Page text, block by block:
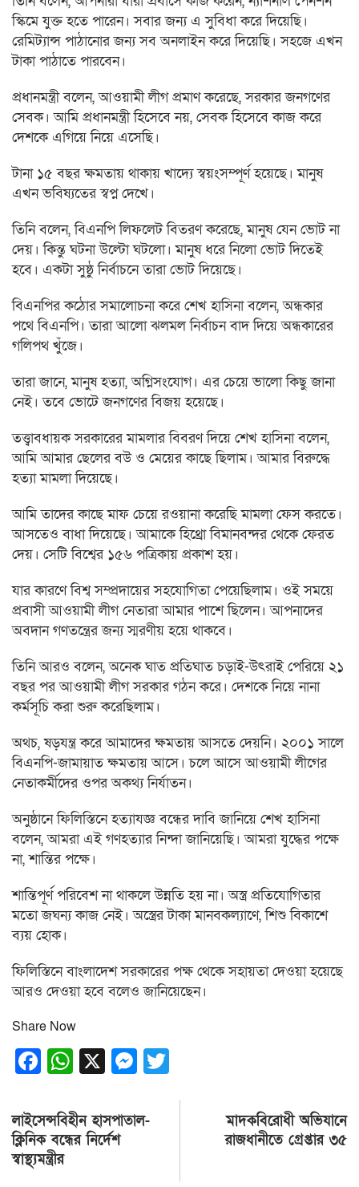
স্কিমে যুক্ত হতে পারেন। সবার জন্য এ সুবিধা করে দিয়েছি।
রেমিট্যান্স পাঠানোর জন্য সব অনলাইন করে দিয়েছি। সহজে এখন
টাকা পাঠাতে পারবেন।
প্রধানমন্ত্রী বলেন, আওয়ামী লীগ প্রমাণ করেছে, সরকার জনগণের
সেবক। আমি প্রধানমন্ত্রী হিসেবে নয়, সেবক হিসেবে কাজ করে
দেশকে এগিয়ে নিয়ে এসেছি।
টানা ১৫ বছর ক্ষমতায় থাকায় খাদ্যে স্বয়ংসম্পূর্ণ হয়েছে। মানুষ
এখন ভবিষ্যতের স্বপ্ন দেখে।
তিনি বলেন, বিএনপি লিফলেট বিতরণ করেছে, মানুষ যেন ভোট না
দেয়। কিন্তু ঘটনা উল্টো ঘটলো। মানুষ ধরে নিলো ভোট দিতেই
হবে। একটা সুষ্ঠু নির্বাচনে তারা ভোট দিয়েছে।
বিএনপির কঠোর সমালোচনা করে শেখ হাসিনা বলেন, অন্ধকার
পথে বিএনপি। তারা আলো ঝলমল নির্বাচন বাদ দিয়ে অন্ধকারের
গলিপথ খুঁজে।
তারা জানে, মানুষ হত্যা, অগ্নিসংযোগ। এর চেয়ে ভালো কিছু জানা
নেই। তবে ভোটে জনগণের বিজয় হয়েছে।
তত্ত্বাবধায়ক সরকারের মামলার বিবরণ দিয়ে শেখ হাসিনা বলেন,
আমি আমার ছেলের বউ ও মেয়ের কাছে ছিলাম। আমার বিরুদ্ধে
হত্যা মামলা দিয়েছে।
আমি তাদের কাছে মাফ চেয়ে রওয়ানা করেছি মামলা ফেস করতে।
আসতেও বাধা দিয়েছে। আমাকে হিথ্রো বিমানবন্দর থেকে ফেরত
দেয়। সেটি বিশ্বের ১৫৬ পত্রিকায় প্রকাশ হয়।
যার কারণে বিশ্ব সম্প্রদায়ের সহযোগিতা পেয়েছিলাম। ওই সময়ে
প্রবাসী আওয়ামী লীগ নেতারা আমার পাশে ছিলেন। আপনাদের
অবদান গণতন্ত্রের জন্য স্মরণীয় হয়ে থাকবে।
তিনি আরও বলেন, অনেক ঘাত প্রতিঘাত চড়াই-উৎরাই পেরিয়ে ২১
বছর পর আওয়ামী লীগ সরকার গঠন করে। দেশকে নিয়ে নানা
কর্মসূচি করা শুরু করেছিলাম।
অথচ, ষড়যন্ত্র করে আমাদের ক্ষমতায় আসতে দেয়নি। ২০০১ সালে
বিএনপি-জামায়াত ক্ষমতায় আসে। চলে আসে আওয়ামী লীগের
নেতাকর্মীদের ওপর অকথ্য নির্যাতন।
অনুষ্ঠানে ফিলিস্তিনে হত্যাযজ্ঞ বন্ধের দাবি জানিয়ে শেখ হাসিনা
বলেন, আমরা এই গণহত্যার নিন্দা জানিয়েছি। আমরা যুদ্ধের পক্ষে
না, শান্তির পক্ষে।
শান্তিপূর্ণ পরিবেশ না থাকলে উন্নতি হয় না। অস্ত্র প্রতিযোগিতার
মতো জঘন্য কাজ নেই। অস্ত্রের টাকা মানবকল্যাণে, শিশু বিকাশে
ব্যয় হোক।
ফিলিস্তিনে বাংলাদেশ সরকারের পক্ষ থেকে সহায়তা দেওয়া হয়েছে
আরও দেওয়া হবে বলেও জানিয়েছেন।
Share Now
Facebook
WhatsApp
X Messenger
Post
navigation
লাইসেন্সবিহীন হাসপাতাল-
ক্লিনিক বন্ধের নির্দেশ
স্বাস্থ্যমন্ত্রীর
মাদকবিরোধী অভিযানে
রাজধানীতে গ্রেপ্তার ৩৫